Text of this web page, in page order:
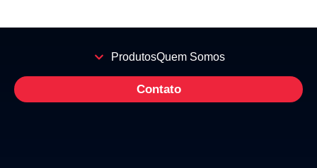
ProdutosQuem Somos
Contato